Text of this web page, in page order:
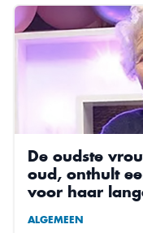
De oudste
oud, onthult
voor haar
ALGEMEEN